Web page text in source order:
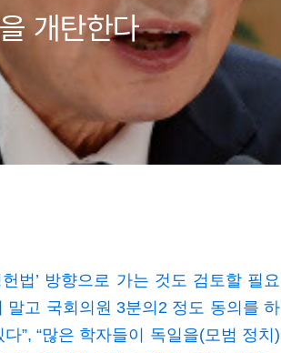
개탄한다
법’ 방향으로 가는 것도 검토할 필요
말고 국회의원 3분의2 정도 동의를 하
”, “많은 학자들이 독일을(모범 정치)